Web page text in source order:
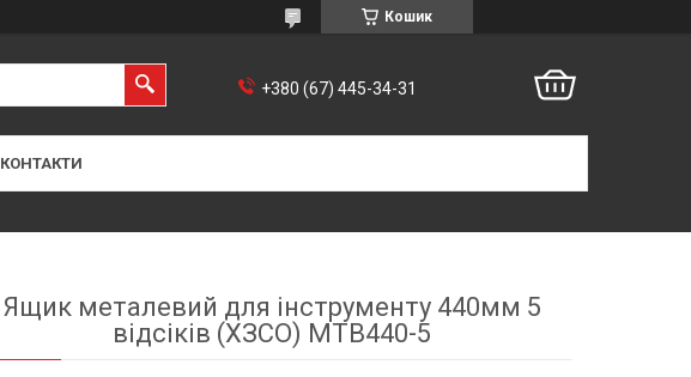
Кошик
+380 (67) 445-34-31
КОНТАКТИ
Ящик металевий для інструменту 440мм 5
відсіків (ХЗСО) MTB440-5